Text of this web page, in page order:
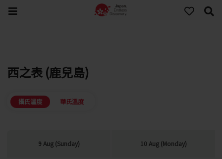
西之表 (鹿兒島)
攝氏溫度 華氏溫度
9 Aug (Sunday) 10 Aug (Monday)